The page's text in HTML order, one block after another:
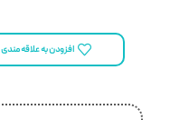
افزودن به علاقه مندی